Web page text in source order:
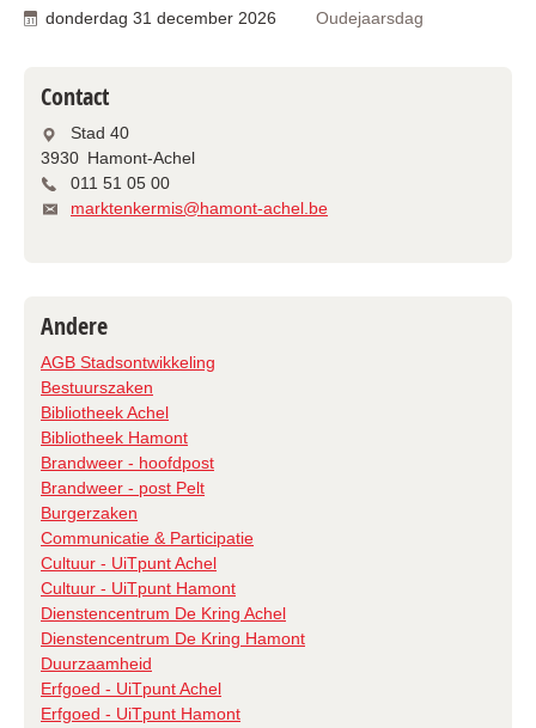
donderdag 31 december 2026 Oudejaarsdag
Contact
Stad 40
3930 Hamont-Achel
011 51 05 00
marktenkermis@hamont-achel.be
Andere
AGB Stadsontwikkeling
Bestuurszaken
Bibliotheek Achel
Bibliotheek Hamont
Brandweer - hoofdpost
Brandweer - post Pelt
Burgerzaken
Communicatie & Participatie
Cultuur - UiTpunt Achel
Cultuur - UiTpunt Hamont
Dienstencentrum De Kring Achel
Dienstencentrum De Kring Hamont
Duurzaamheid
Erfgoed - UiTpunt Achel
Erfgoed - UiTpunt Hamont